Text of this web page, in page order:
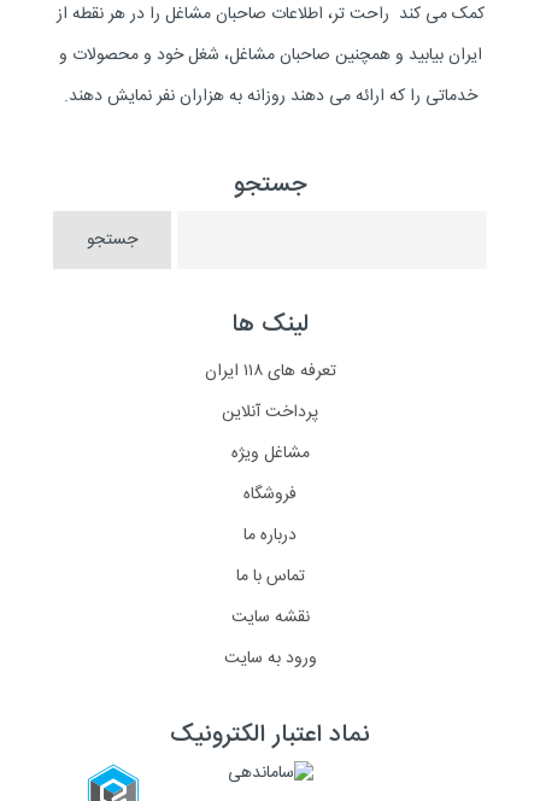
کمک می کند راحت تر، اطلاعات صاحبان مشاغل را در هر نقطه از
ایران بیابید و همچنین صاحبان مشاغل، شغل خود و محصولات و
خدماتی را که ارائه می دهند روزانه به هزاران نفر نمایش دهند.
جستجو
لینک ها
تعرفه های ۱۱۸ ایران
پرداخت آنلاین
مشاغل ویژه
فروشگاه
درباره ما
تماس با ما
نقشه سایت
ورود به سایت
نماد اعتبار الکترونیک